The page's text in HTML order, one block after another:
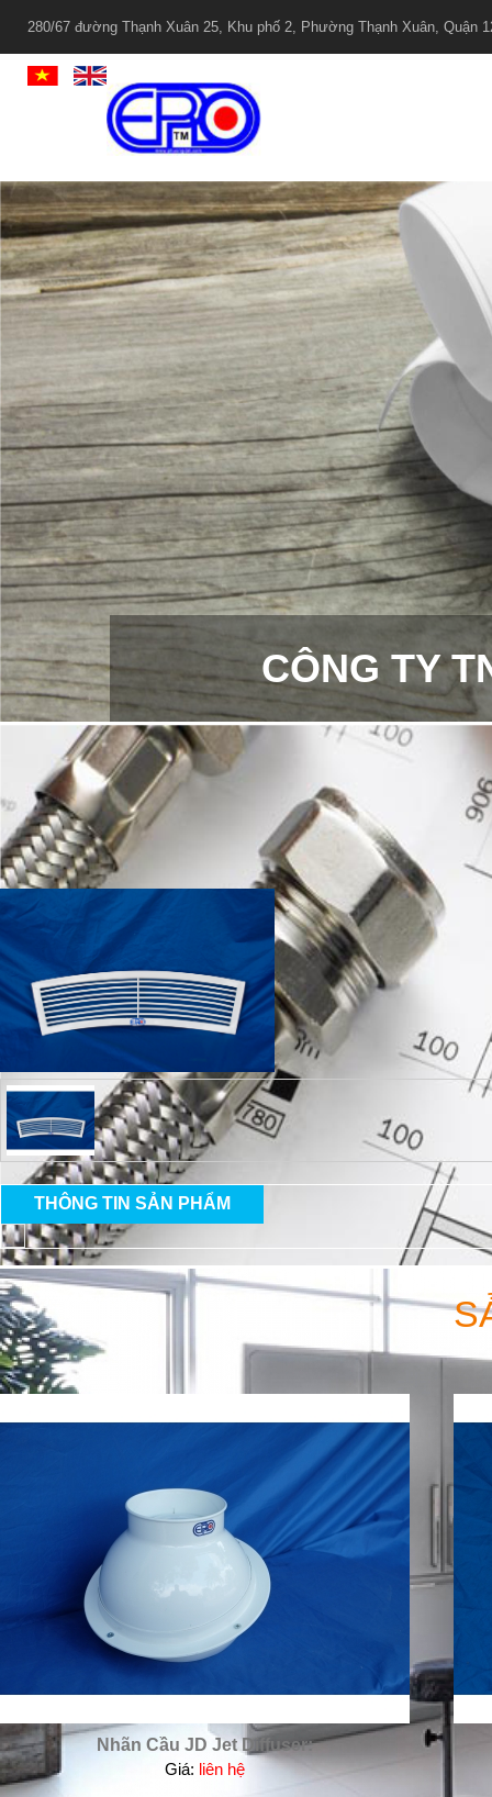
CÔNG TY
THÔNG TIN SẢN PHẨM
Nhãn Cầu JD Jet Diffuser:
Giá: liên hệ